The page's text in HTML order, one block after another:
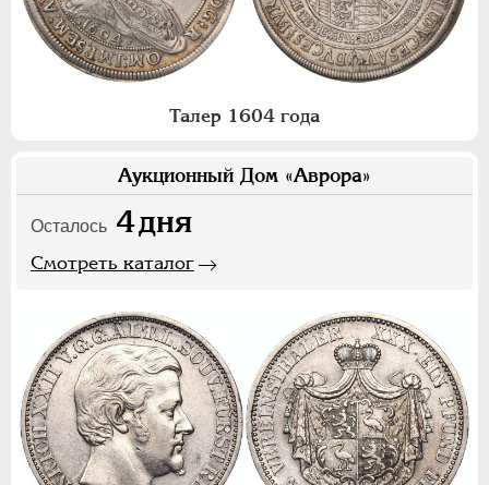
Талер 1604 года
Аукционный Дом «Аврора»
Осталось 4дня
Смотреть каталог